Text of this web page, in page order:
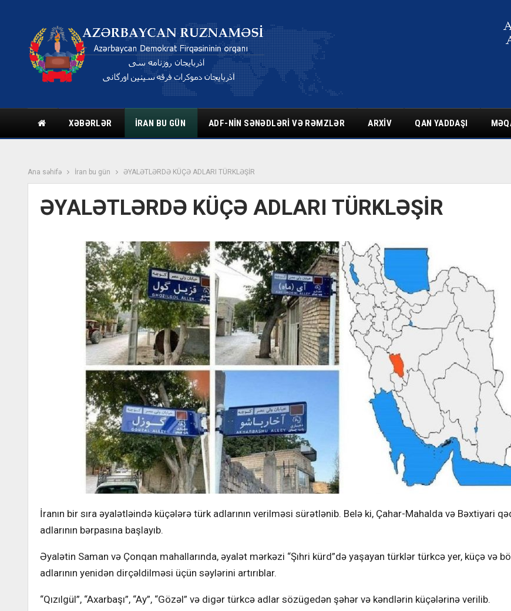
XƏBƏRLƏR İRAN BU GÜN ADF-NIN SƏNƏDLƏRI VƏ RƏMZLƏR ARXIV QAN YADDAŞI
Ana səhifə İran bu gün ƏYALƏTLƏRDƏ KÜÇƏ ADLARI TÜRKLƏŞİR
ƏYALƏTLƏRDƏ KÜÇƏ ADLARI TÜRKLƏŞİR
İranın bir sıra əyalətləində küçələrə türk adlarının verilməsi sürətlənib. Belə ki, Çahar-Mahalda və Bəxtiyari
adlarının bərpasına başlayıb.
Əyalətin Saman və Çonqan mahallarında, əyalət mərkəzi “Şıhri kürd”də yaşayan türklər türkcə yer, küçə və
adlarının yenidən dirçəldilməsi üçün səylərini artırıblar.
“Qızılgül”, “Axarbaşı”, “Ay”, “Gözəl” və digər türkcə adlar sözügedən şəhər və kəndlərin küçələrinə verilib.